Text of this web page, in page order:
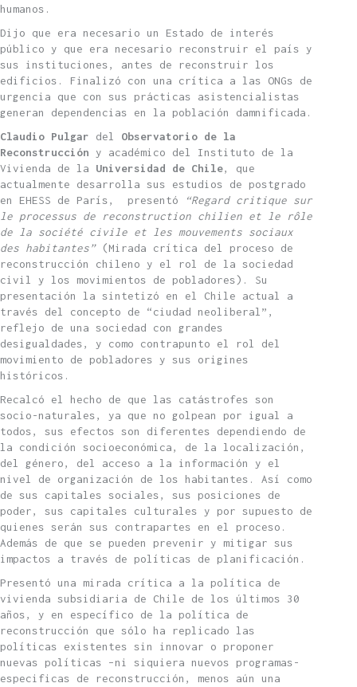
humanos.
Dijo que era necesario un Estado de interés
público y que era necesario reconstruir el país y
sus instituciones, antes de reconstruir los
edificios. Finalizó con una crítica a las ONGs de
urgencia que con sus prácticas asistencialistas
generan dependencias en la población damnificada.
Claudio Pulgar del Observatorio de la
Reconstrucción y académico del Instituto de la
Vivienda de la Universidad de Chile, que
actualmente desarrolla sus estudios de postgrado
en EHESS de París, presentó
“Regard critique sur
le processus de reconstruction chilien et le rôle
de la société civile et les mouvements sociaux
des habitantes”(Mirada crítica del proceso de
reconstrucción chileno y el rol de la sociedad
civil y los movimientos de pobladores). Su
presentación la sintetizó en el Chile actual a
través del concepto de “ciudad neoliberal”,
reflejo de una sociedad con grandes
desigualdades, y como contrapunto el rol del
movimiento de pobladores y sus origines
históricos.
Recalcó el hecho de que las catástrofes son
socio-naturales, ya que no golpean por igual a
todos, sus efectos son diferentes dependiendo de
la condición socioeconómica, de la localización,
del género, del acceso a la información y el
nivel de organización de los habitantes. Así como
de sus capitales sociales, sus posiciones de
poder, sus capitales culturales y por supuesto de
quienes serán sus contrapartes en el proceso.
Además de que se pueden prevenir y mitigar sus
impactos a través de políticas de planificación.
Presentó una mirada crítica a la política de
vivienda subsidiaria de Chile de los últimos 30
años, y en específico de la política de
reconstrucción que sólo ha replicado las
políticas existentes sin innovar o proponer
nuevas políticas –ni siquiera nuevos programas-
especificas de reconstrucción, menos aún una